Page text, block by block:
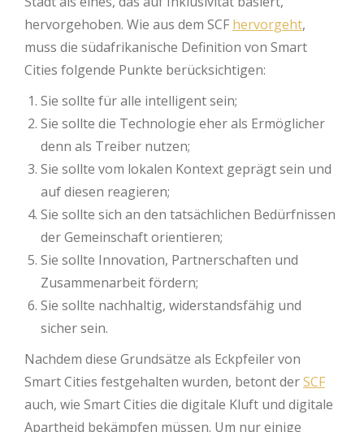
hervorgehoben. Wie aus dem SCF hervorgeht,
muss die südafrikanische Definition von Smart
Cities folgende Punkte berücksichtigen:
Sie sollte für alle intelligent sein;
Sie sollte die Technologie eher als Ermöglicher
denn als Treiber nutzen;
Sie sollte vom lokalen Kontext geprägt sein und
auf diesen reagieren;
Sie sollte sich an den tatsächlichen Bedürfnissen
der Gemeinschaft orientieren;
Sie sollte Innovation, Partnerschaften und
Zusammenarbeit fördern;
Sie sollte nachhaltig, widerstandsfähig und
sicher sein.
Nachdem diese Grundsätze als Eckpfeiler von
Smart Cities festgehalten wurden, betont derSCF
auch, wie Smart Cities die digitale Kluft und digitale
Apartheid bekämpfen müssen. Um nur einige